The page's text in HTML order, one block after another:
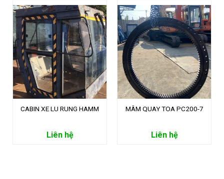
CABIN XE LU RUNG HAMM
Liên hệ
MÂM QUAY TOA PC200-7
Liên hệ